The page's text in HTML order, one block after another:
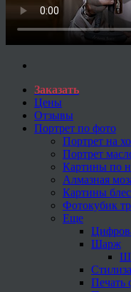
Заказать
Цены
Отзывы
Портрет по фото
Портрет на
Портрет
Картины по
Алмазная
Картины
Фотокубик
Еще
Шарж
Печать